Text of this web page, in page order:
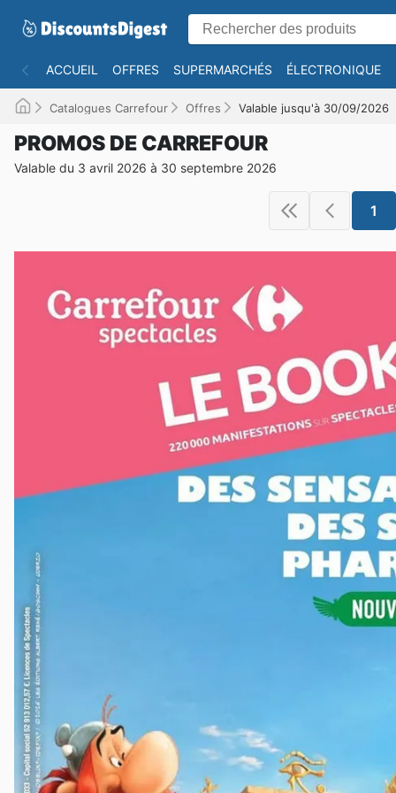
ACCUEIL OFFRES SUPERMARCHÉS ÉLECTRONIQUE
Catalogues Carrefour Offres Valable jusqu'à 30/09/2026
PROMOS DE CARREFOUR
Valable du 3 avril 2026 à 30 septembre 2026
1